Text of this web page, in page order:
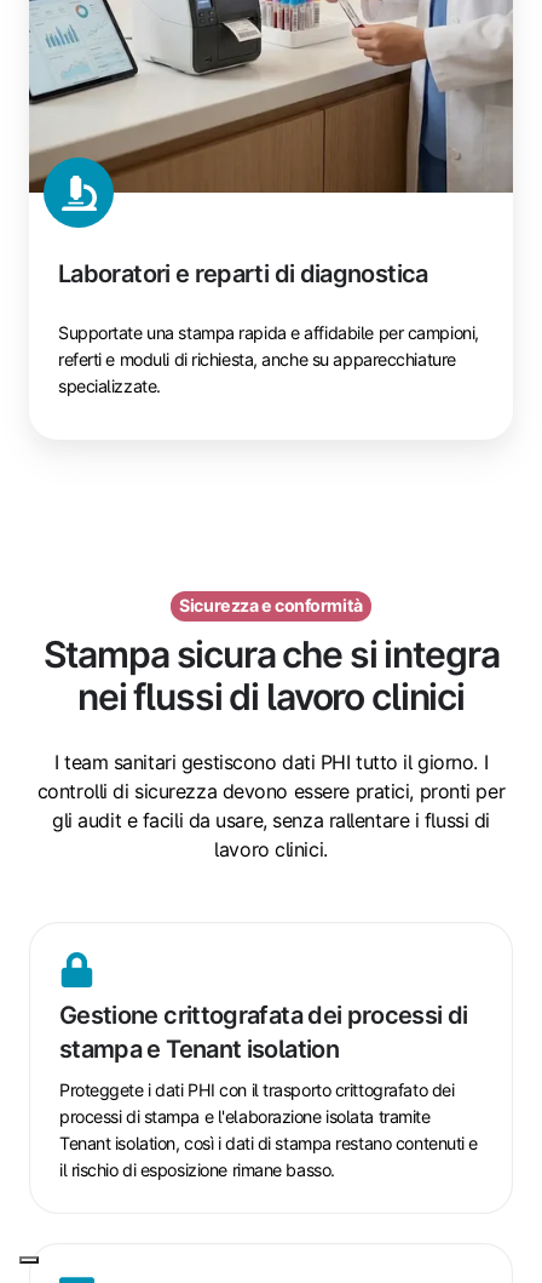
Laboratori e reparti di diagnostica
Supportate una stampa rapida e affidabile per campioni,
referti e moduli di richiesta, anche su apparecchiature
specializzate.
Sicurezza e conformità
Stampa sicura che si integra
nei flussi di lavoro clinici
I team sanitari gestiscono dati PHI tutto il giorno. I
controlli di sicurezza devono essere pratici, pronti per
gli audit e facili da usare, senza rallentare i flussi di
lavoro clinici.
Gestione crittografata dei processi di
stampa e Tenant isolation
Proteggete i dati PHI con il trasporto crittografato dei
processi di stampa e l'elaborazione isolata tramite
Tenant isolation, così i dati di stampa restano contenuti e
il rischio di esposizione rimane basso.
Gestione
dei
processi
di
stampa
e
Tenant